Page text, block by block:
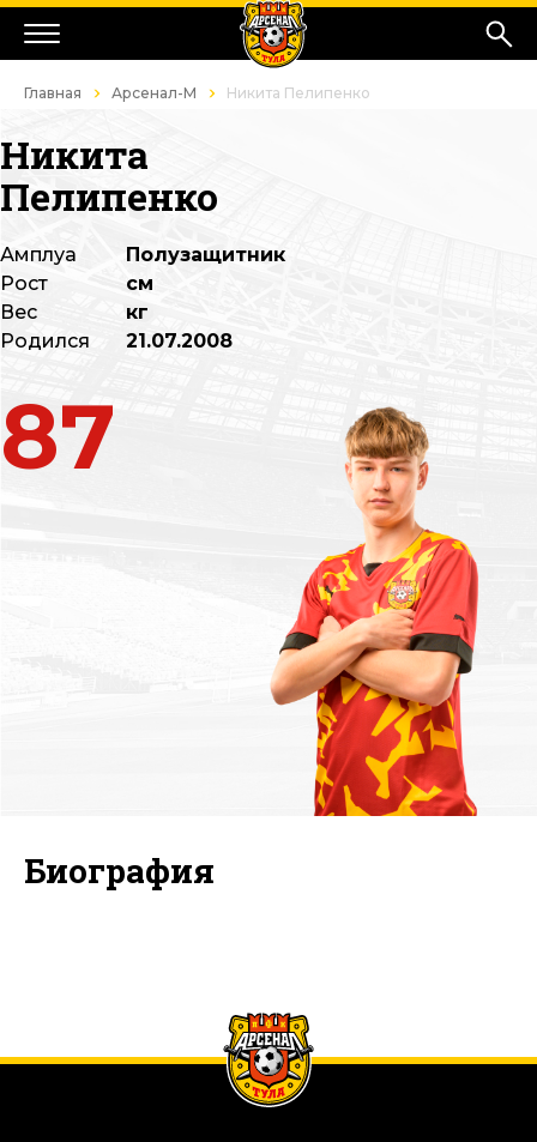
Главная Арсенал-М Никита Пелипенко
Никита
Пелипенко
87
Амплуа
Рост
Вес
Родился
Полузащитник
см
кг
21.07.2008
Биография